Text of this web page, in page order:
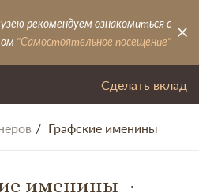
рекомендуем ознакомиться с
"Самостоятельное посещение"
Сделать вклад
Графские именины
именины